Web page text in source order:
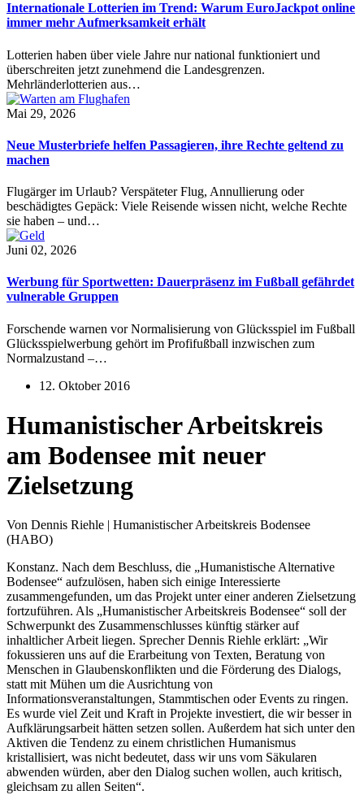
Internationale Lotterien im Trend: Warum EuroJackpot online
immer mehr Aufmerksamkeit erhält
Lotterien haben über viele Jahre nur national funktioniert und
überschreiten jetzt zunehmend die Landesgrenzen.
Mehrländerlotterien aus…
Mai 29, 2026
Neue Musterbriefe helfen Passagieren, ihre Rechte geltend zu
machen
Flugärger im Urlaub? Verspäteter Flug, Annullierung oder
beschädigtes Gepäck: Viele Reisende wissen nicht, welche Rechte
sie haben – und…
Juni 02, 2026
Werbung für Sportwetten: Dauerpräsenz im Fußball gefährdet
vulnerable Gruppen
Forschende warnen vor Normalisierung von Glücksspiel im Fußball
Glücksspielwerbung gehört im Profifußball inzwischen zum
Normalzustand –…
12. Oktober 2016
Humanistischer Arbeitskreis
am Bodensee mit neuer
Zielsetzung
Von Dennis Riehle | Humanistischer Arbeitskreis Bodensee
(HABO)
Konstanz. Nach dem Beschluss, die „Humanistische Alternative
Bodensee“ aufzulösen, haben sich einige Interessierte
zusammengefunden, um das Projekt unter einer anderen Zielsetzung
fortzuführen. Als „Humanistischer Arbeitskreis Bodensee“ soll der
Schwerpunkt des Zusammenschlusses künftig stärker auf
inhaltlicher Arbeit liegen. Sprecher Dennis Riehle erklärt: „Wir
fokussieren uns auf die Erarbeitung von Texten, Beratung von
Menschen in Glaubenskonflikten und die Förderung des Dialogs,
statt mit Mühen um die Ausrichtung von
Informationsveranstaltungen, Stammtischen oder Events zu ringen.
Es wurde viel Zeit und Kraft in Projekte investiert, die wir besser in
Aufklärungsarbeit hätten setzen sollen. Außerdem hat sich unter den
Aktiven die Tendenz zu einem christlichen Humanismus
kristallisiert, was nicht bedeutet, dass wir uns vom Säkularen
abwenden würden, aber den Dialog suchen wollen, auch kritisch,
gleichsam zu allen Seiten“.